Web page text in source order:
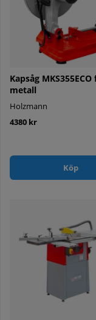
Kapsåg MKS355ECO
metall
Holzmann
4380 kr
Köp